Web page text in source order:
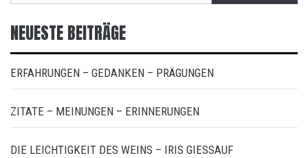
NEUESTE BEITRÄGE
ERFAHRUNGEN – GEDANKEN – PRÄGUNGEN
ZITATE – MEINUNGEN – ERINNERUNGEN
DIE LEICHTIGKEIT DES WEINS – IRIS GIESSAUF